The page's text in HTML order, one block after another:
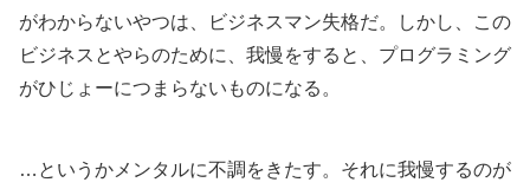
がわからないやつは、ビジネスマン失格だ。しかし、この
ビジネスとやらのために、我慢をすると、プログラミング
がひじょーにつまらないものになる。
…というかメンタルに不調をきたす。それに我慢するのが